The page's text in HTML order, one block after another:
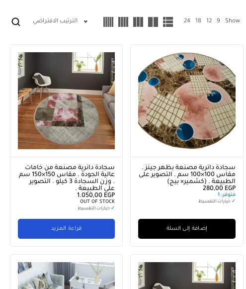
Show
9
12
18
24 الترتيب الافتراضي
سجادة دائرية مصنعة بظهر جينز .
مقاس 100×100 سم . التصوير على
الطبيعة . (كشمير× بيج)
280,00 EGP
متوفر: 1
✓ خيارات التقسيط
إضافة إلى السلة
سجادة دائرية مصنعة من خامات
عالية الجودة . مقاس 150×150 سم
. وزن السجادة 3 كيلو . التصوير
على الطبيعة .
1.050,00 EGP
OUT OF STOCK
✓ خيارات التقسيط
قراءة المزيد